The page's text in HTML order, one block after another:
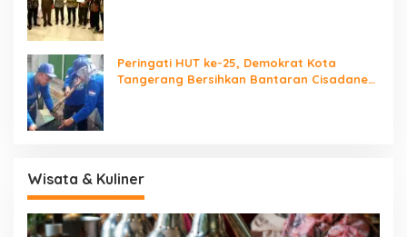
Peringati HUT ke-25, Demokrat Kota
Tangerang Bersihkan Bantaran Cisadane
Wisata & Kuliner